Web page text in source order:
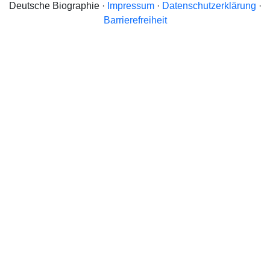
Deutsche Biographie · Impressum· Datenschutzerklärung ·
Barrierefreiheit